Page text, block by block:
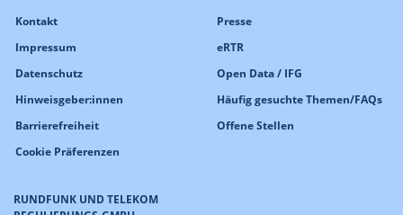
RUNDFUNK UND TELEKOM
Kontakt
Impressum
Datenschutz
Hinweisgeber:innen
Barrierefreiheit
Cookie Präferenzen
Presse
eRTR
Open Data / IFG
Häufig gesuchte Themen/FAQs
Offene Stellen